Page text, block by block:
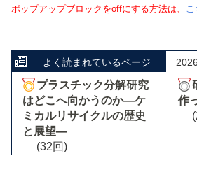
ポップアップブロックをoffにする方法は、 こ
よく読まれているページ
プラスチック分解研究
はどこへ向かうのか―ケ
ミカルリサイクルの歴史
と展望―
(32回)
作